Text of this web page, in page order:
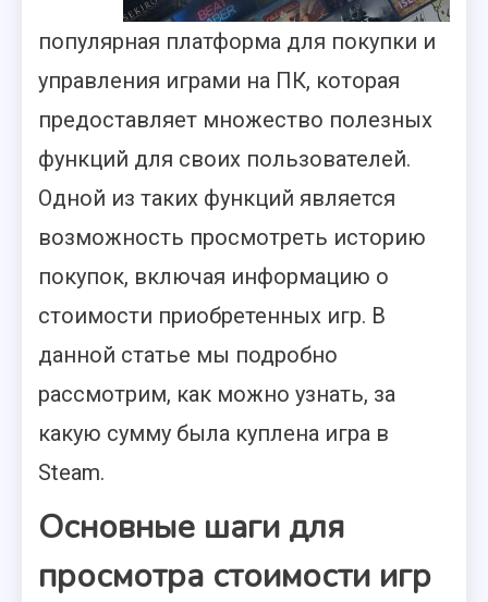
популярная платформа для покупки и
управления играми на ПК, которая
предоставляет множество полезных
функций для своих пользователей.
Одной из таких функций является
возможность просмотреть историю
покупок, включая информацию о
стоимости приобретенных игр. В
данной статье мы подробно
рассмотрим, как можно узнать, за
какую сумму была куплена игра в
Steam.
Основные шаги для
просмотра стоимости игр